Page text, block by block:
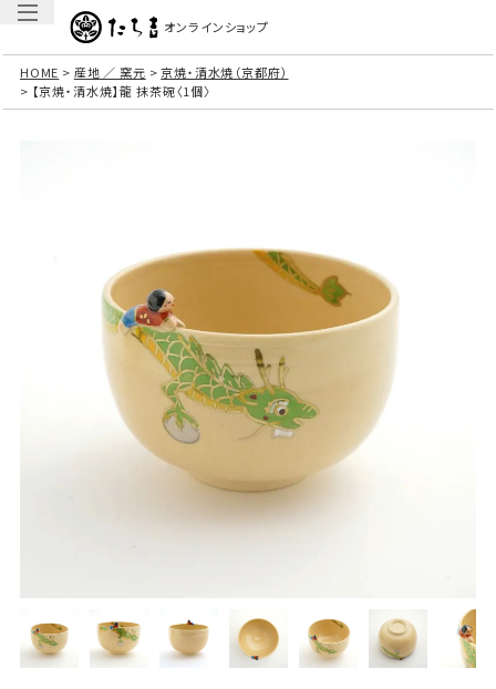
オンラインショップ
HOME 産地 ／ 窯元
京焼・清水焼（京都府）
【京焼・清水焼】龍 抹茶碗〈1個〉